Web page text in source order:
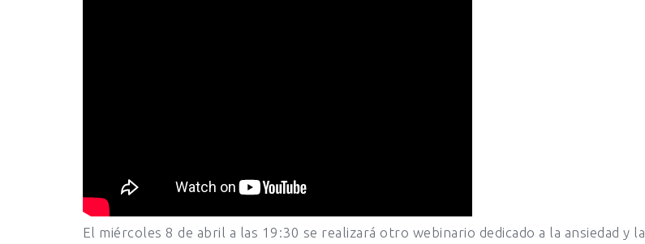
El miércoles 8 de abril a las 19:30 se realizará otro webinario dedicado a la ansiedad y la